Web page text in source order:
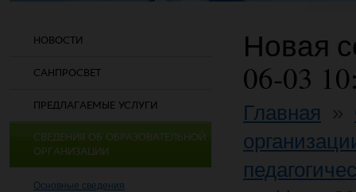
НОВОСТИ
САНПРОСВЕТ
ПРЕДЛАГАЕМЫЕ УСЛУГИ
СВЕДЕНИЯ ОБ ОБРАЗОВАТЕЛЬНОЙ
ОРГАНИЗАЦИИ
Основные сведения
Новая
06-03
Главная